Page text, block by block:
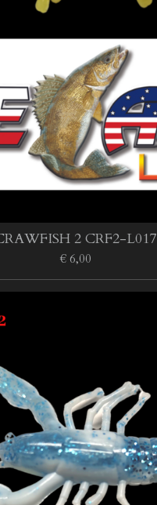
2 CRF2-L017
€ 6,00